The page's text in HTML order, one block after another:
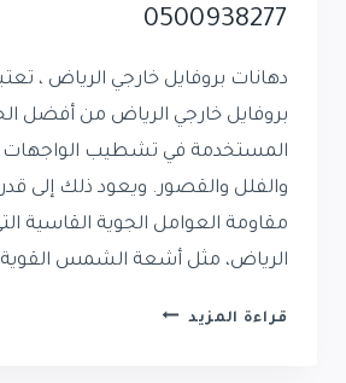
0500938277
دهانات بروفايل خارجي الرياض ،
بروفايل خارجي الرياض من أفضل
المستخدمة في تشطيب الواجهات
والفلل والقصور. ويعود ذلك إلى
مقاومة العوامل الجوية القاسية
الرياض، مثل أشعة الشمس
قراءة المزيد دهانات